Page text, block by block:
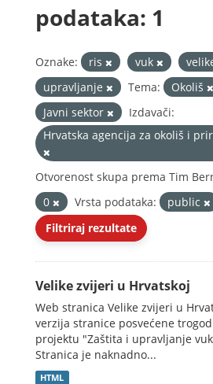
podataka: 1
Oznake: ris vuk
upravljanje
Tema: Okoliš
Javni sektor
Izdavači:
Hrvatska agencija za okoliš i
Otvorenost skupa prema Tim
0
Vrsta podataka:
public
Filtriraj rezultate
Velike zvijeri u Hrvatskoj
Web stranica Velike zvijeri u
verzija stranice posvećene
projektu "Zaštita i upravljanje
Stranica je naknadno...
HTML